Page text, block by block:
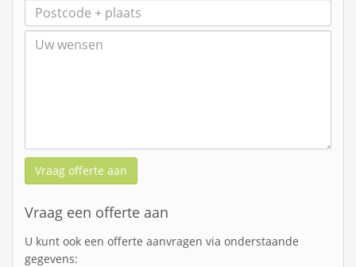
Vraag offerte aan
Vraag een offerte aan
U kunt ook een offerte aanvragen via onderstaande
gegevens: